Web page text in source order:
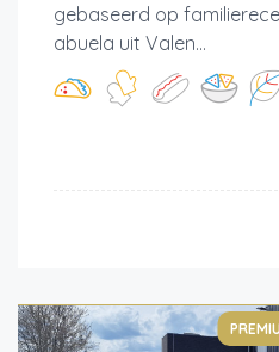
gebaseerd op
abuela uit Valen...